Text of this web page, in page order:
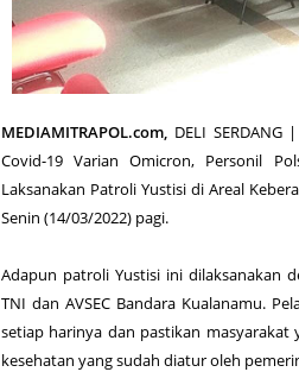
MEDIAMITRAPOL.com, DELI SERDANG
Covid-19 Varian Omicron, Personil
Laksanakan Patroli Yustisi di Areal
Senin (14/03/2022) pagi.
Adapun patroli Yustisi ini dilaksanakan
TNI dan AVSEC Bandara Kualanamu.
setiap harinya dan pastikan
kesehatan yang sudah diatur oleh